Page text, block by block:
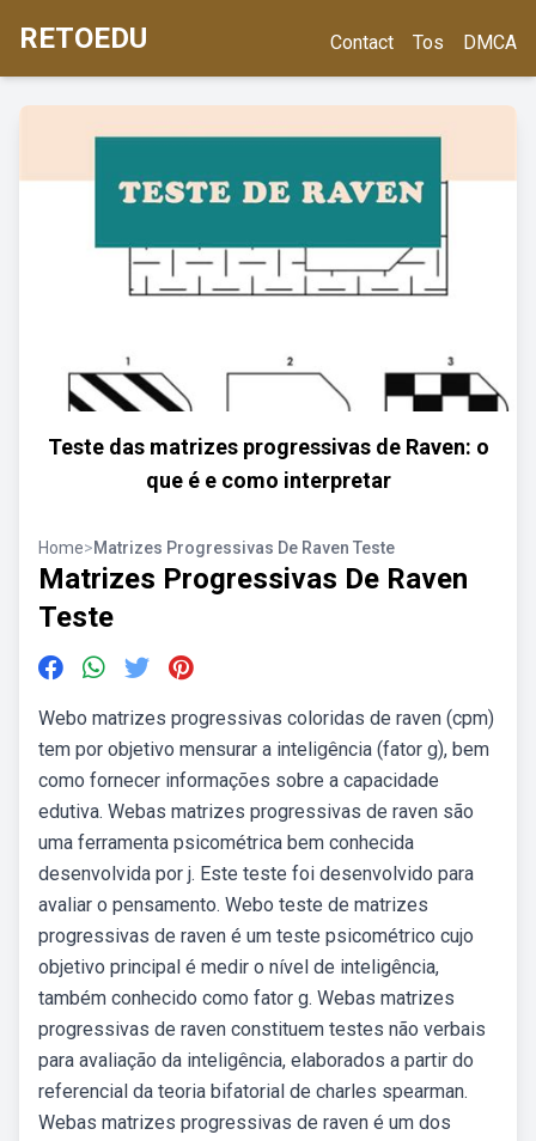
RETOEDU Contact Tos DMCA
Teste das matrizes progressivas de Raven: o
que é e como interpretar
Home>Matrizes Progressivas De Raven Teste
Matrizes Progressivas De Raven
Teste
Webo matrizes progressivas coloridas de raven (cpm)
tem por objetivo mensurar a inteligência (fator g), bem
como fornecer informações sobre a capacidade
edutiva. Webas matrizes progressivas de raven são
uma ferramenta psicométrica bem conhecida
desenvolvida por j. Este teste foi desenvolvido para
avaliar o pensamento. Webo teste de matrizes
progressivas de raven é um teste psicométrico cujo
objetivo principal é medir o nível de inteligência,
também conhecido como fator g. Webas matrizes
progressivas de raven constituem testes não verbais
para avaliação da inteligência, elaborados a partir do
referencial da teoria bifatorial de charles spearman.
Webas matrizes progressivas de raven é um dos